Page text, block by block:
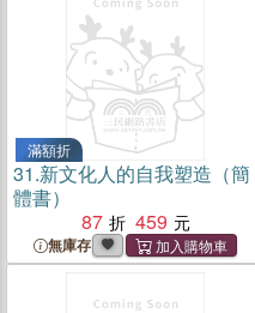
滿額折
31.新文化人的自我塑造（簡
體書）
87
459
無庫存